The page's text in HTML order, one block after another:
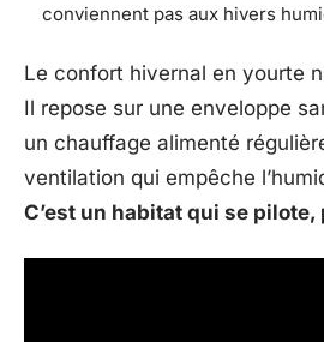
conviennent pas aux hivers
Le confort hivernal en yourte
Il repose sur une enveloppe
un chauffage alimenté
ventilation qui empêche
C’est un habitat qui se